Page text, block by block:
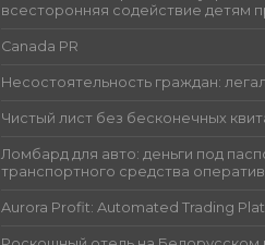
всесторонняя содействие детям
Canada PR
Несостоятельность граждан:
Чистый лист без бесконечных
Ломбард для авто: деньги под
транспортного средства
Aurora Profit: Automated Trading